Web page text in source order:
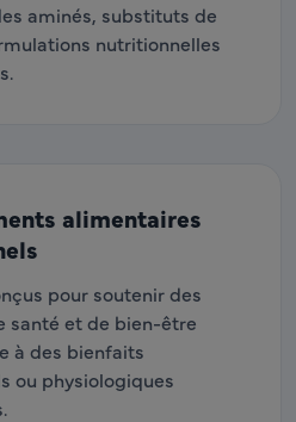
aminés, substituts de
nutritionnelles
alimentaires
pour soutenir des
santé et de bien-être
à des bienfaits
ou physiologiques